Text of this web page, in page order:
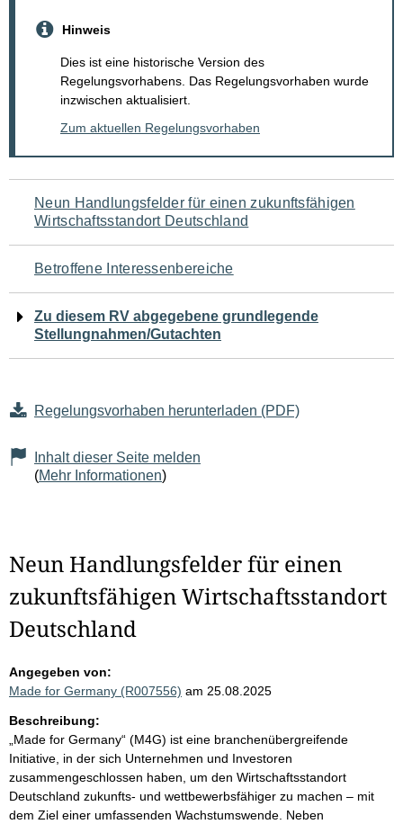
Hinweis
Dies ist eine historische Version des
Regelungsvorhabens. Das Regelungsvorhaben wurde
inzwischen aktualisiert.
Zum aktuellen Regelungsvorhaben
Navigation
für
den
Seiteninhalt
Neun Handlungsfelder für einen zukunftsfähigen
Wirtschaftsstandort Deutschland
Betroffene Interessenbereiche
Zu diesem RV abgegebene grundlegende
Stellungnahmen/Gutachten
Regelungsvorhaben herunterladen (PDF)
Inhalt dieser Seite melden
(Mehr Informationen)
Neun Handlungsfelder für einen
zukunftsfähigen Wirtschaftsstandort
Deutschland
Angegeben von:
Made for Germany (R007556) am 25.08.2025
Beschreibung:
„Made for Germany“ (M4G) ist eine branchenübergreifende
Initiative, in der sich Unternehmen und Investoren
zusammengeschlossen haben, um den Wirtschaftsstandort
Deutschland zukunfts- und wettbewerbsfähiger zu machen – mit
dem Ziel einer umfassenden Wachstumswende. Neben